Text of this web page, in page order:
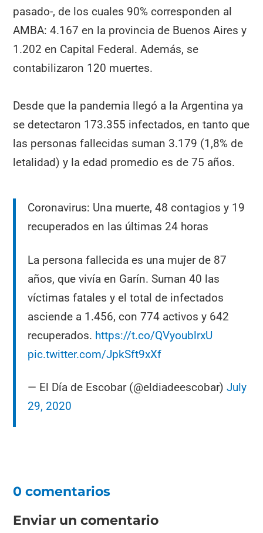
pasado-, de los cuales 90% corresponden al
AMBA: 4.167 en la provincia de Buenos Aires y
1.202 en Capital Federal. Además, se
contabilizaron 120 muertes.
Desde que la pandemia llegó a la Argentina ya
se detectaron 173.355 infectados, en tanto que
las personas fallecidas suman 3.179 (1,8% de
letalidad) y la edad promedio es de 75 años.
Coronavirus: Una muerte, 48 contagios y 19
recuperados en las últimas 24 horas
La persona fallecida es una mujer de 87
años, que vivía en Garín. Suman 40 las
víctimas fatales y el total de infectados
asciende a 1.456, con 774 activos y 642
recuperados. https://t.co/QVyoublrxU
pic.twitter.com/JpkSft9xXf
— El Día de Escobar (@eldiadeescobar)July
29, 2020
0 comentarios
Enviar un comentario